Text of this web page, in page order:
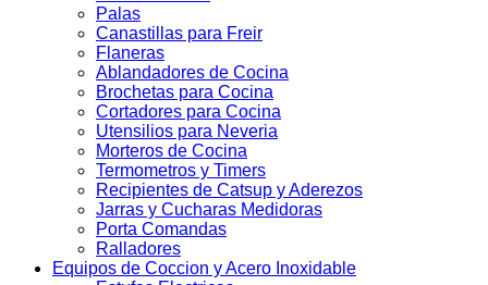
Palas
Canastillas para Freir
Flaneras
Ablandadores de Cocina
Brochetas para Cocina
Cortadores para Cocina
Utensilios para Neveria
Morteros de Cocina
Termometros y Timers
Recipientes de Catsup y Aderezos
Jarras y Cucharas Medidoras
Porta Comandas
Ralladores
Equipos de Coccion y Acero Inoxidable